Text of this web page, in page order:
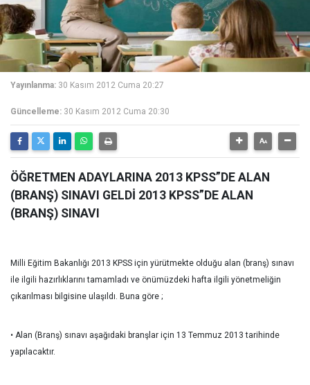
Yayınlanma: 30 Kasım 2012 Cuma 20:27
Güncelleme: 30 Kasım 2012 Cuma 20:30
ÖĞRETMEN ADAYLARINA 2013 KPSS”DE ALAN
(BRANŞ) SINAVI GELDİ 2013 KPSS”DE ALAN
(BRANŞ) SINAVI
Milli Eğitim Bakanlığı 2013 KPSS için yürütmekte olduğu alan (branş) sınavı
ile ilgili hazırlıklarını tamamladı ve önümüzdeki hafta ilgili yönetmeliğin
çıkarılması bilgisine ulaşıldı. Buna göre ;
• Alan (Branş) sınavı aşağıdaki branşlar için 13 Temmuz 2013 tarihinde
yapılacaktır.